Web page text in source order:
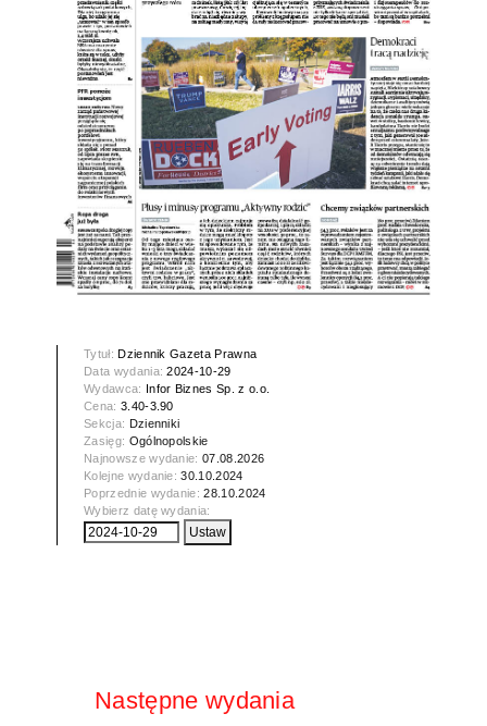
Tytuł:Dziennik Gazeta Prawna
Data wydania:2024-10-29
Wydawca: Infor Biznes Sp. z o.o.
Cena: 3.40-3.90
Sekcja: Dzienniki
Zasięg: Ogólnopolskie
Najnowsze wydanie:07.08.2026
Kolejne wydanie:30.10.2024
Poprzednie wydanie:28.10.2024
Wybierz datę wydania:
Następne wydania